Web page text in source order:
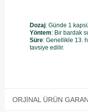
Dozaj: Günde 1
Yöntem: Bir bardak
Süre: Genellikle 13.
tavsiye edilir.
ORJINAL ÜRÜN